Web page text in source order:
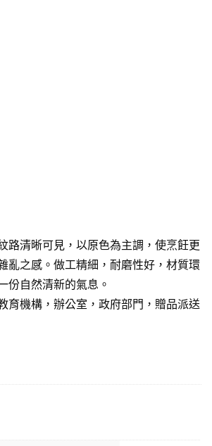
路清晰可見，以原色為主調，使烹飪更
亂之感。做工精細，耐磨性好，材質環
份自然清新的氣息。
育機構，辦公室，政府部門，贈品派送